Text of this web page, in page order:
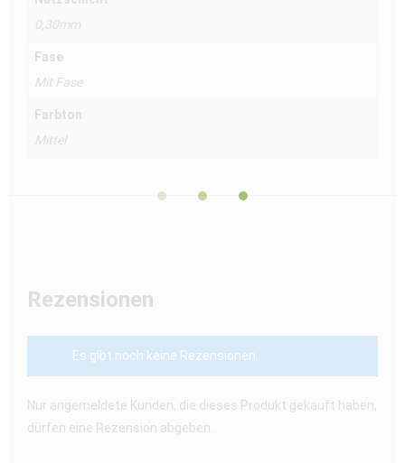
0,30mm
Fase
Mit Fase
Farbton
Mittel
Rezensionen
Es gibt noch keine Rezensionen.
Nur angemeldete Kunden, die dieses Produkt gekauft haben,
dürfen eine Rezension abgeben.